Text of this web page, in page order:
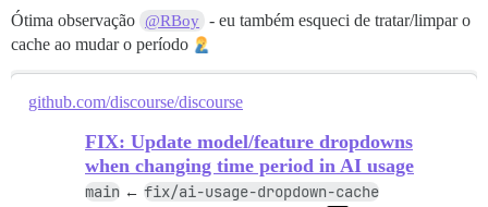
Ótima observação @RBoy - eu também esqueci de tratar/limpar o
cache ao mudar o período
github.com/discourse/discourse
FIX: Update model/feature dropdowns
when changing time period in AI usage
main ← fix/ai-usage-dropdown-cache